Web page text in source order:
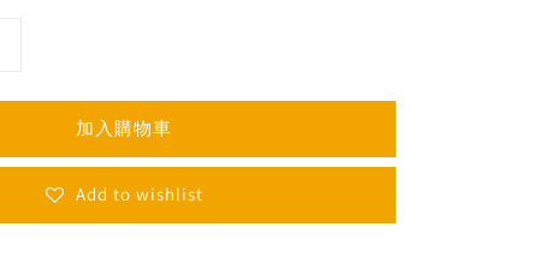
加入購物車
Add to wishlist